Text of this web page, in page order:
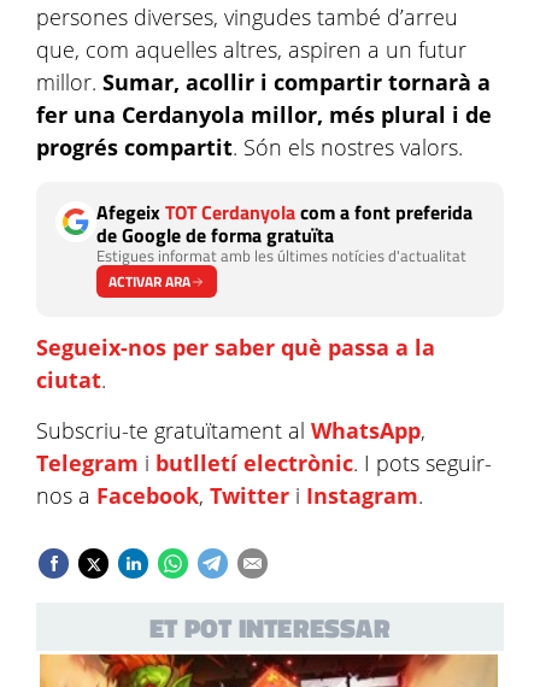
persones diverses, vingudes també d’arreu
que, com aquelles altres, aspiren a un futur
millor. Sumar, acollir i compartir tornarà a
fer una Cerdanyola millor, més plural i de
progrés compartit. Són els nostres valors.
AfegeixTOT Cerdanyolacom a font preferida
de Google de forma gratuïta
Estigues informat amb les últimes notícies d'actualitat
ACTIVAR ARA
Segueix-nos per saber què passa a la
ciutat.
Subscriu-te gratuïtament al WhatsApp,
Telegram i butlletí electrònic. I pots seguir-
nos a Facebook, Twitter i Instagram.
ET POT INTERESSAR